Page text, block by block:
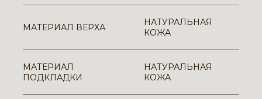
МАТЕРИАЛ ВЕРХА
НАТУРАЛЬНАЯ
КОЖА
МАТЕРИАЛ
ПОДКЛАДКИ
НАТУРАЛЬНАЯ
КОЖА